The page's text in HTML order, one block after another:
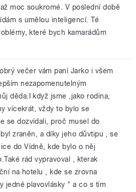
moc soukromé. V poslední době
s umělou inteligencí. Té
které bych kamarádům
večer vám paní Jarko i všem
nezapomenutelným
děda.I když jsme ,jako rodina,
vícekrát, vždy to bylo se
se dozvídali, proč musel do
zraněn, a díky jeho důvtipu , se
do Vídně, kde bylo o něj
rád vypravoval , kterak
na hotelu , kde se zrovna
jedné plavovlásky " a co s tím